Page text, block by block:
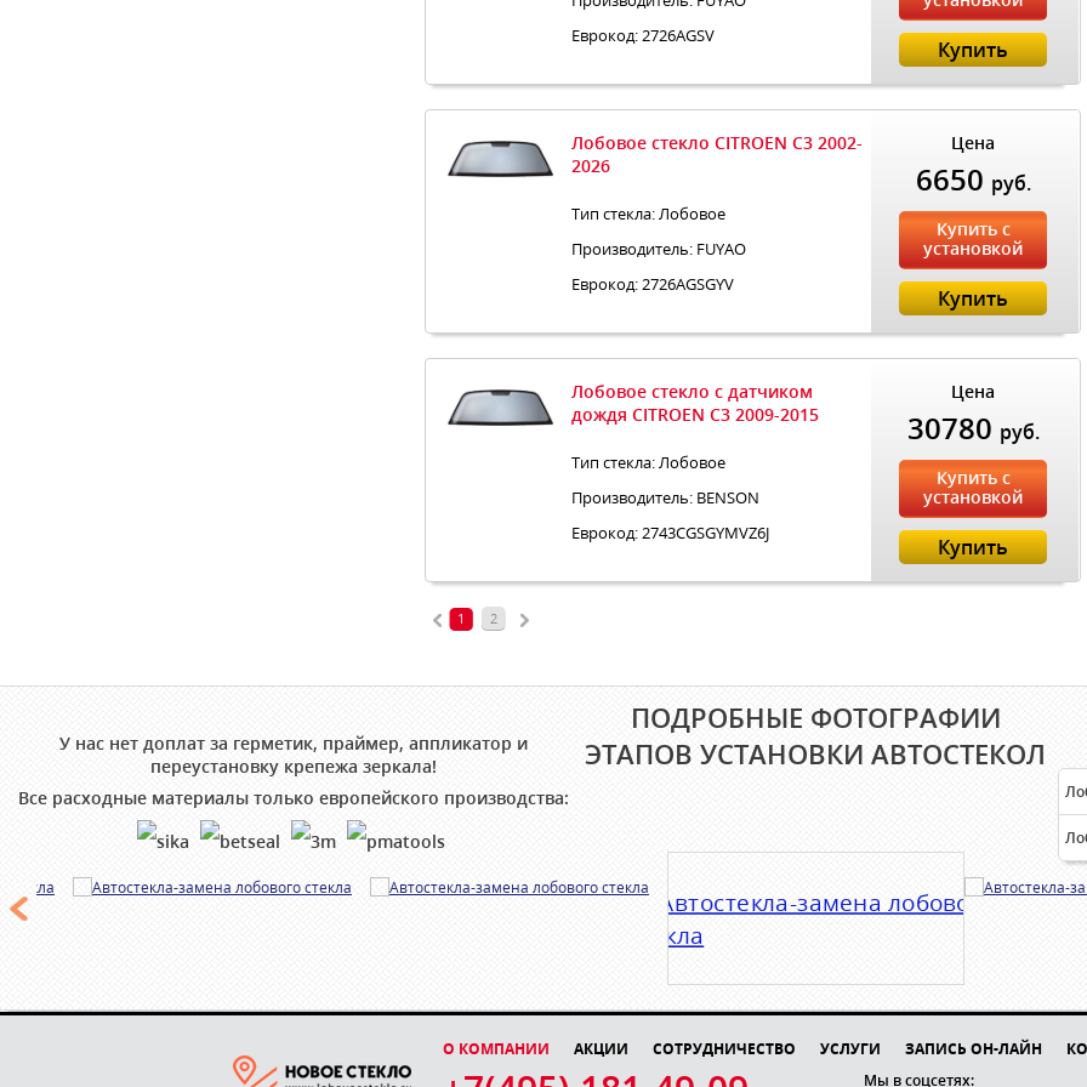
Еврокод: 2726AGSV
Купить
Лобовое стекло CITROEN C3 2002-
2026
Тип стекла: Лобовое
Производитель: FUYAO
Еврокод: 2726AGSGYV
Цена
6650 руб.
Купить с
установкой
Купить
Лобовое стекло с датчиком
дождя CITROEN C3 2009-2015
Тип стекла: Лобовое
Производитель: BENSON
Еврокод: 2743CGSGYMVZ6J
Цена
30780 руб.
Купить с
установкой
Купить
1 2
У нас нет доплат за герметик, праймер, аппликатор и
переустановку крепежа зеркала!
Все расходные материалы только европейского производства:
ПОДРОБНЫЕ ФОТОГРАФИИ
ЭТАПОВ УСТАНОВКИ АВТОСТЕКОЛ
О КОМПАНИИ АКЦИИ СОТРУДНИЧЕСТВО УСЛУГИ ЗАПИСЬ ОН-ЛАЙН
Мы в соцсетях: